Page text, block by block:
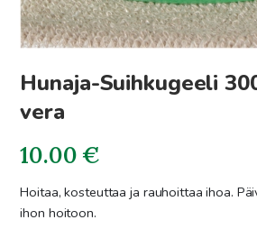
Hunaja-Suihkugeeli
vera
10.00€
Hoitaa, kosteuttaa ja rauhoittaa ihoa.
ihon hoitoon.